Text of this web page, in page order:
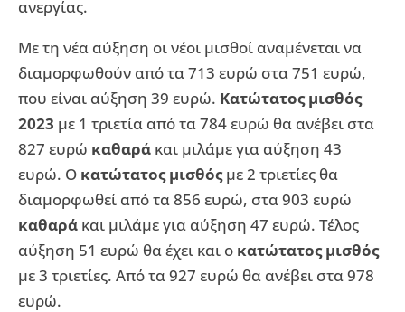
ανεργίας.
Με τη νέα αύξηση οι νέοι μισθοί αναμένεται να
διαμορφωθούν από τα 713 ευρώ στα 751 ευρώ,
που είναι αύξηση 39 ευρώ. Κατώτατος μισθός
2023 με 1 τριετία από τα 784 ευρώ θα ανέβει στα
827 ευρώ καθαρά και μιλάμε για αύξηση 43
ευρώ. Ο κατώτατος μισθόςμε 2 τριετίες θα
διαμορφωθεί από τα 856 ευρώ, στα 903 ευρώ
καθαρά και μιλάμε για αύξηση 47 ευρώ. Τέλος
αύξηση 51 ευρώ θα έχει και ο κατώτατος μισθός
με 3 τριετίες. Από τα 927 ευρώ θα ανέβει στα 978
ευρώ.